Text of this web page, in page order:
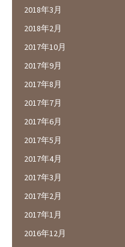
2018年3月
2018年2月
2017年10月
2017年9月
2017年8月
2017年7月
2017年6月
2017年5月
2017年4月
2017年3月
2017年2月
2017年1月
2016年12月